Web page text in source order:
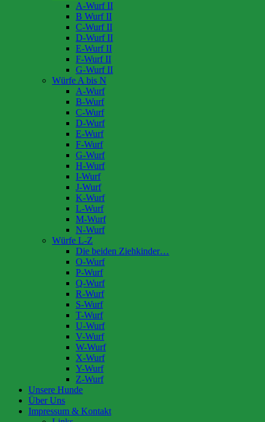
A-Wurf II
B Wurf II
C-Wurf II
D-Wurf II
E-Wurf II
F-Wurf II
G-Wurf II
Würfe A bis N
A-Wurf
B-Wurf
C-Wurf
D-Wurf
E-Wurf
F-Wurf
G-Wurf
H-Wurf
I-Wurf
J-Wurf
K-Wurf
L-Wurf
M-Wurf
N-Wurf
Würfe L-Z
Die beiden Ziehkinder…
O-Wurf
P-Wurf
Q-Wurf
R-Wurf
S-Wurf
T-Wurf
U-Wurf
V-Wurf
W-Wurf
X-Wurf
Y-Wurf
Z-Wurf
Unsere Hunde
Über Uns
Impressum & Kontakt